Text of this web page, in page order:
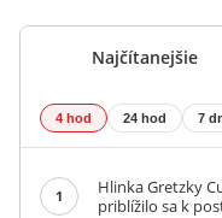
Najčítanejšie
4 hod 24 hod 7
1
Hlinka Gretzky
priblížilo sa k